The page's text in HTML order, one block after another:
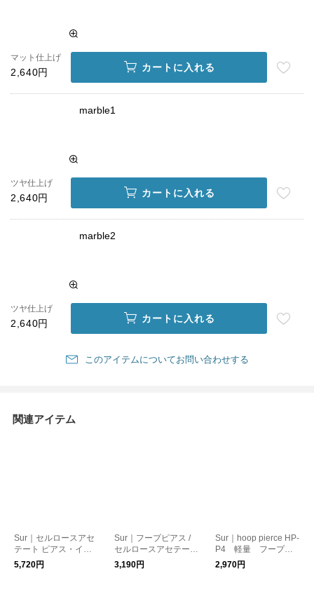
マット仕上げ
2,640円 カートに入れる
marble1
ツヤ仕上げ
2,640円 カートに入れる
marble2
ツヤ仕上げ
2,640円 カートに入れる
このアイテムについてお問い合わせする
関連アイテム
Sur｜セルロースアセ
テート ピアス・イヤ
リング 綿花由来素材
オケージョン _SR-P8/
5,720円
Sur｜フープピアス /
セルロースアセテート
/ 波型（片売り）
3,190円
Sur｜hoop pierce HP-
P4 軽量 フープピ
アス オケージョン
（片売り）
2,970円